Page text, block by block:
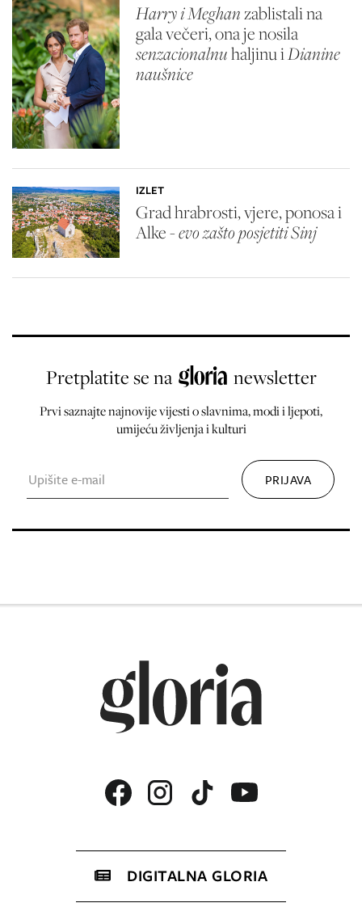
Harry i Meghanzablistali na
gala večeri, ona je nosila
senzacionalnuhaljinu iDianine
naušnice
IZLET
Grad hrabrosti, vjere, ponosa i
Alke -evo zašto posjetiti Sinj
Pretplatite se na newsletter
Prvi saznajte najnovije vijesti o slavnima, modi i ljepoti,
umijeću življenja i kulturi
DIGITALNA GLORIA